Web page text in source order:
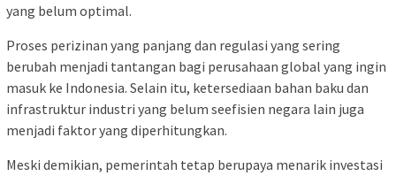
yang belum optimal.
Proses perizinan yang panjang dan regulasi yang sering
berubah menjadi tantangan bagi perusahaan global yang ingin
masuk ke Indonesia. Selain itu, ketersediaan bahan baku dan
infrastruktur industri yang belum seefisien negara lain juga
menjadi faktor yang diperhitungkan.
Meski demikian, pemerintah tetap berupaya menarik investasi